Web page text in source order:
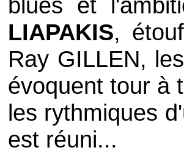
LIAPAKIS,
Ray GILLEN,
évoquent tour à
les rythmiques
est réuni...